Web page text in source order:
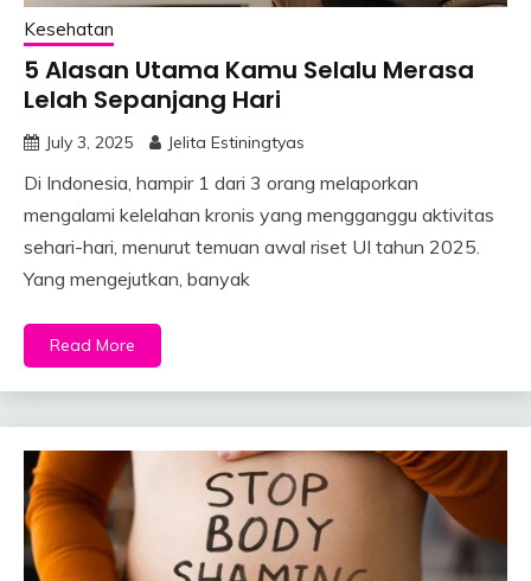
Kesehatan
5 Alasan Utama Kamu Selalu Merasa
Lelah Sepanjang Hari
July 3, 2025 Jelita Estiningtyas
Di Indonesia, hampir 1 dari 3 orang melaporkan
mengalami kelelahan kronis yang mengganggu aktivitas
sehari-hari, menurut temuan awal riset UI tahun 2025.
Yang mengejutkan, banyak
Read More